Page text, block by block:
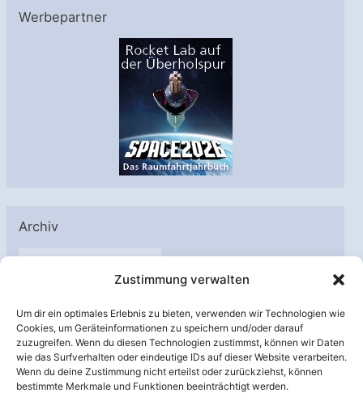
Zustimmung verwalten
Um dir ein optimales Erlebnis zu bieten, verwenden wir Technologien wie
Cookies, um Geräteinformationen zu speichern und/oder darauf
zuzugreifen. Wenn du diesen Technologien zustimmst, können wir Daten
wie das Surfverhalten oder eindeutige IDs auf dieser Website verarbeiten.
Wenn du deine Zustimmung nicht erteilst oder zurückziehst, können
bestimmte Merkmale und Funktionen beeinträchtigt werden.
Werbepartner
Archiv
A
h
i
v
Unterstützt von: